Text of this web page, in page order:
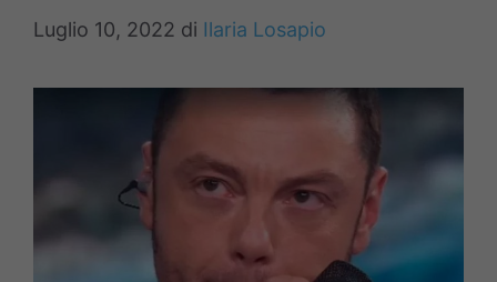
Luglio 10, 2022 di Ilaria Losapio